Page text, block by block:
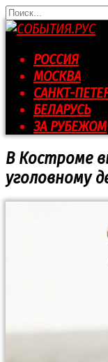
Перейти
к
контенту
Search
for:
РОССИЯ
МОСКВА
САНКТ-
БЕЛАРУСЬ
ЗА РУБЕЖОМ
В Костроме
уголовному